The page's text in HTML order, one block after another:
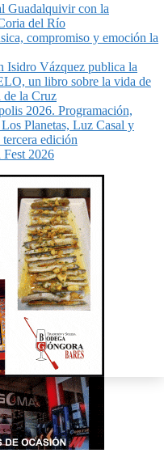
Guadalquivir con la
del Río
compromiso y emoción la
Isidro Vázquez publica la
un libro sobre la vida de
de la Cruz
2026. Programación,
Planetas, Luz Casal y
edición
2026